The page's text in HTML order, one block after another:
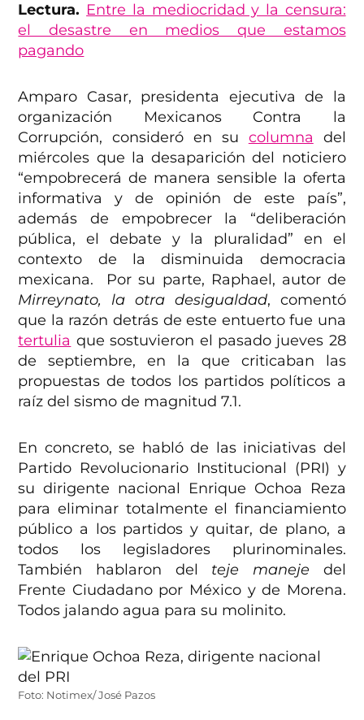
Lectura. Entre la mediocridad y la censura:
el desastre en medios que estamos
pagando
Amparo Casar, presidenta ejecutiva de la
organización Mexicanos Contra la
Corrupción, consideró en su columna del
miércoles que la desaparición del noticiero
“empobrecerá de manera sensible la oferta
informativa y de opinión de este país”,
además de empobrecer la “deliberación
pública, el debate y la pluralidad” en el
contexto de la disminuida democracia
mexicana. Por su parte, Raphael, autor de
Mirreynato, la otra desigualdad, comentó
que la razón detrás de este entuerto fue una
tertulia que sostuvieron el pasado jueves 28
de septiembre, en la que criticaban las
propuestas de todos los partidos políticos a
raíz del sismo de magnitud 7.1.
En concreto, se habló de las iniciativas del
Partido Revolucionario Institucional (PRI) y
su dirigente nacional Enrique Ochoa Reza
para eliminar totalmente el financiamiento
público a los partidos y quitar, de plano, a
todos los legisladores plurinominales.
También hablaron del teje maneje del
Frente Ciudadano por México y de Morena.
Todos jalando agua para su molinito.
Foto: Notimex/ José Pazos